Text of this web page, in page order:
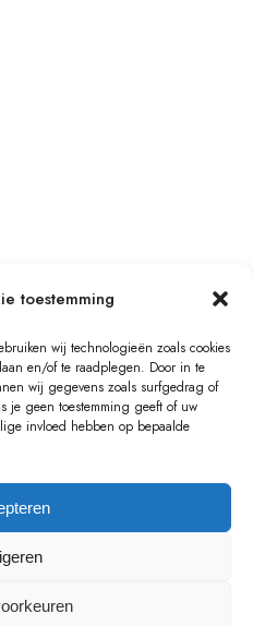
toestemming
wij technologieën zoals cookies
en/of te raadplegen. Door in te
wij gegevens zoals surfgedrag of
je geen toestemming geeft of uw
invloed hebben op bepaalde
op!